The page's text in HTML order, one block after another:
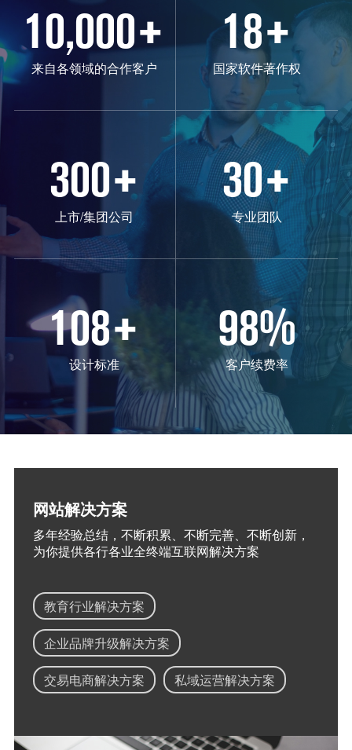
10,000+
来自各领域的合作客户
18+
国家软件著作权
300+
上市/集团公司
30+
专业团队
108+
设计标准
98%
客户续费率
网站解决方案
多年经验总结，不断积累、不断完善、不断创新，
为你提供各行各业全终端互联网解决方案
教育行业解决方案
企业品牌升级解决方案
交易电商解决方案 私域运营解决方案